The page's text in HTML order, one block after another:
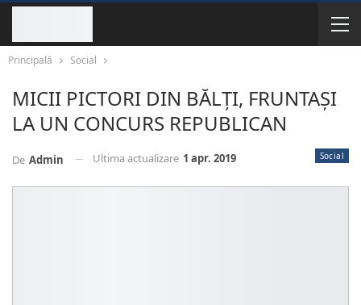
Principală Social
MICII PICTORI DIN BĂLȚI, FRUNTAȘI
LA UN CONCURS REPUBLICAN
Social
De Admin Ultima actualizare 1 apr. 2019